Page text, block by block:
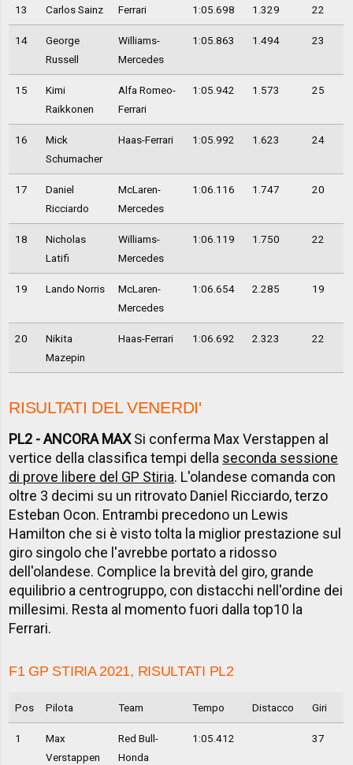
13 Carlos Sainz Ferrari 1:05.698 1.329 22
14
George
Russell
Williams-
Mercedes
1:05.863 1.494 23
15
Kimi
Raikkonen
Alfa Romeo-
Ferrari
1:05.942 1.573 25
16
Mick
Schumacher
Haas-Ferrari 1:05.992 1.623 24
17
Daniel
Ricciardo
McLaren-
Mercedes
1:06.116 1.747 20
18
Nicholas
Latifi
Williams-
Mercedes
1:06.119 1.750 22
19 Lando Norris
McLaren-
Mercedes
1:06.654 2.285 19
20
Nikita
Mazepin
Haas-Ferrari 1:06.692 2.323 22
RISULTATI DEL VENERDI'
PL2 - ANCORA MAXSi conferma Max Verstappen al
vertice della classifica tempi della seconda sessione
di prove libere del GP Stiria. L'olandese comanda con
oltre 3 decimi su un ritrovato Daniel Ricciardo, terzo
Esteban Ocon. Entrambi precedono un Lewis
Hamilton che si è visto tolta la miglior prestazione sul
giro singolo che l'avrebbe portato a ridosso
dell'olandese. Complice la brevità del giro, grande
equilibrio a centrogruppo, con distacchi nell'ordine dei
millesimi. Resta al momento fuori dalla top10 la
Ferrari.
F1 GP STIRIA 2021, RISULTATI PL2
Pos Pilota Team Tempo Distacco Giri
1
Max
Verstappen
Red Bull-
Honda
1:05.412 37